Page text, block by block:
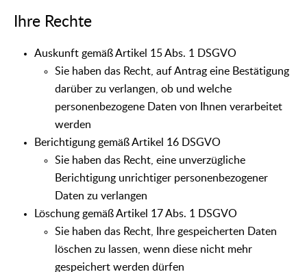
Ihre Rechte
Auskunft gemäß Artikel 15 Abs. 1 DSGVO
Sie haben das Recht, auf Antrag eine Bestätigung
darüber zu verlangen, ob und welche
personenbezogene Daten von Ihnen verarbeitet
werden
Berichtigung gemäß Artikel 16 DSGVO
Sie haben das Recht, eine unverzügliche
Berichtigung unrichtiger personenbezogener
Daten zu verlangen
Löschung gemäß Artikel 17 Abs. 1 DSGVO
Sie haben das Recht, Ihre gespeicherten Daten
löschen zu lassen, wenn diese nicht mehr
gespeichert werden dürfen